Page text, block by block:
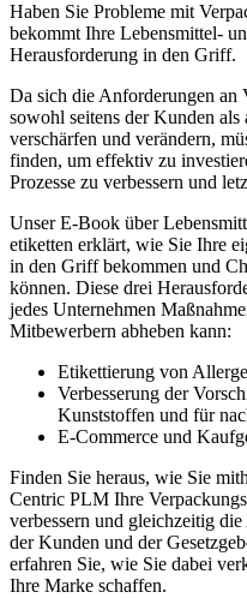
Haben Sie Probleme mit
bekommt Ihre Lebensmittel-
Herausforderung in den Griff.
Da sich die Anforderungen an
sowohl seitens der Kunden als
verschärfen und verändern,
finden, um effektiv zu
Prozesse zu verbessern und
Unser E-Book über
etiketten erklärt, wie Sie Ihre
in den Griff bekommen und
können. Diese drei
jedes Unternehmen
Mitbewerbern abheben kann:
Etikettierung von
Verbesserung der
Kunststoffen und für
E-Commerce und
Finden Sie heraus, wie Sie
Centric PLM Ihre
verbessern und gleichzeitig
der Kunden und der
erfahren Sie, wie Sie dabei
Ihre Marke schaffen.